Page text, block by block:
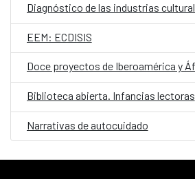
EEM: ECDISIS
Biblioteca abierta. Infancias lectoras
Narrativas de autocuidado